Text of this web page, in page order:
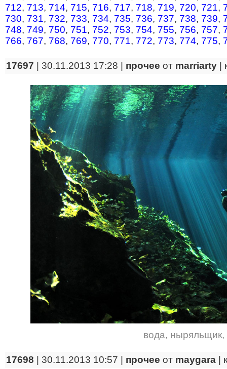
712, 713, 714, 715, 716, 717, 718, 719, 720, 721,
730, 731, 732, 733, 734, 735, 736, 737, 738, 739,
748, 749, 750, 751, 752, 753, 754, 755, 756, 757,
766, 767, 768, 769, 770, 771, 772, 773, 774, 775,
17697 | 30.11.2013 17:28 | прочее от marriarty
вода, ныряльщик,
17698 | 30.11.2013 10:57 | прочее от maygara